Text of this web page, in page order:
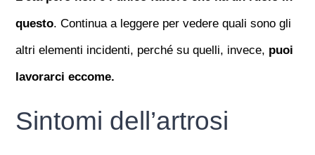
questo. Continua a leggere per vedere quali sono gli
altri elementi incidenti, perché su quelli, invece, puoi
lavorarci eccome.
Sintomi dell’artrosi